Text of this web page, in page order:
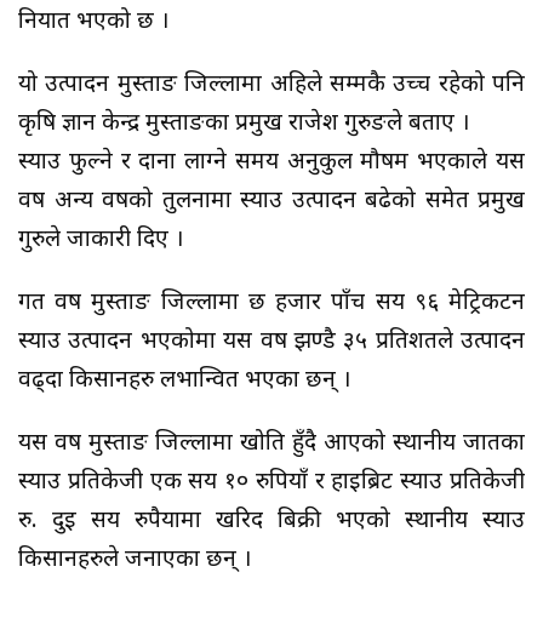
निर्यात भएको छ ।
यो उत्पादन मुस्ताङ जिल्लामा अहिले सम्मकै उच्च रहेको पनि
कृषि ज्ञान केन्द्र मुस्ताङका प्रमुख राजेश गुरुङले बताए ।
स्याउ फुल्ने र दाना लाग्ने समय अनुकुल मौषम भएकाले यस
वर्ष अन्य वर्षको तुलनामा स्याउ उत्पादन बढेको समेत प्रमुख
गुरुले जाकारी दिए ।
गत वर्ष मुस्ताङ जिल्लामा छ हजार पाँच सय ९६ मेट्रिकटन
स्याउ उत्पादन भएकोमा यस वर्ष झण्डै ३५ प्रतिशतले उत्पादन
वढ्दा किसानहरु लभान्वित भएका छन् ।
यस वर्ष मुस्ताङ जिल्लामा खोति हुँदै आएको स्थानीय जातका
स्याउ प्रतिकेजी एक सय १० रुपियाँ र हाईब्रिट स्याउ प्रतिकेजी
रु. दुई सय रुपैयामा खरिद बिक्री भएको स्थानीय स्याउ
किसानहरुले जनाएका छन् ।